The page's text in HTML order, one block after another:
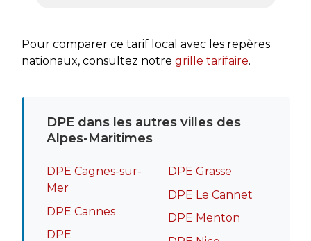
Pour comparer ce tarif local avec les repères
nationaux, consultez notre grille tarifaire.
DPE dans les autres villes des
Alpes-Maritimes
DPE Cagnes-sur-
Mer
DPE Cannes
DPE
DPE Grasse
DPE Le Cannet
DPE Menton